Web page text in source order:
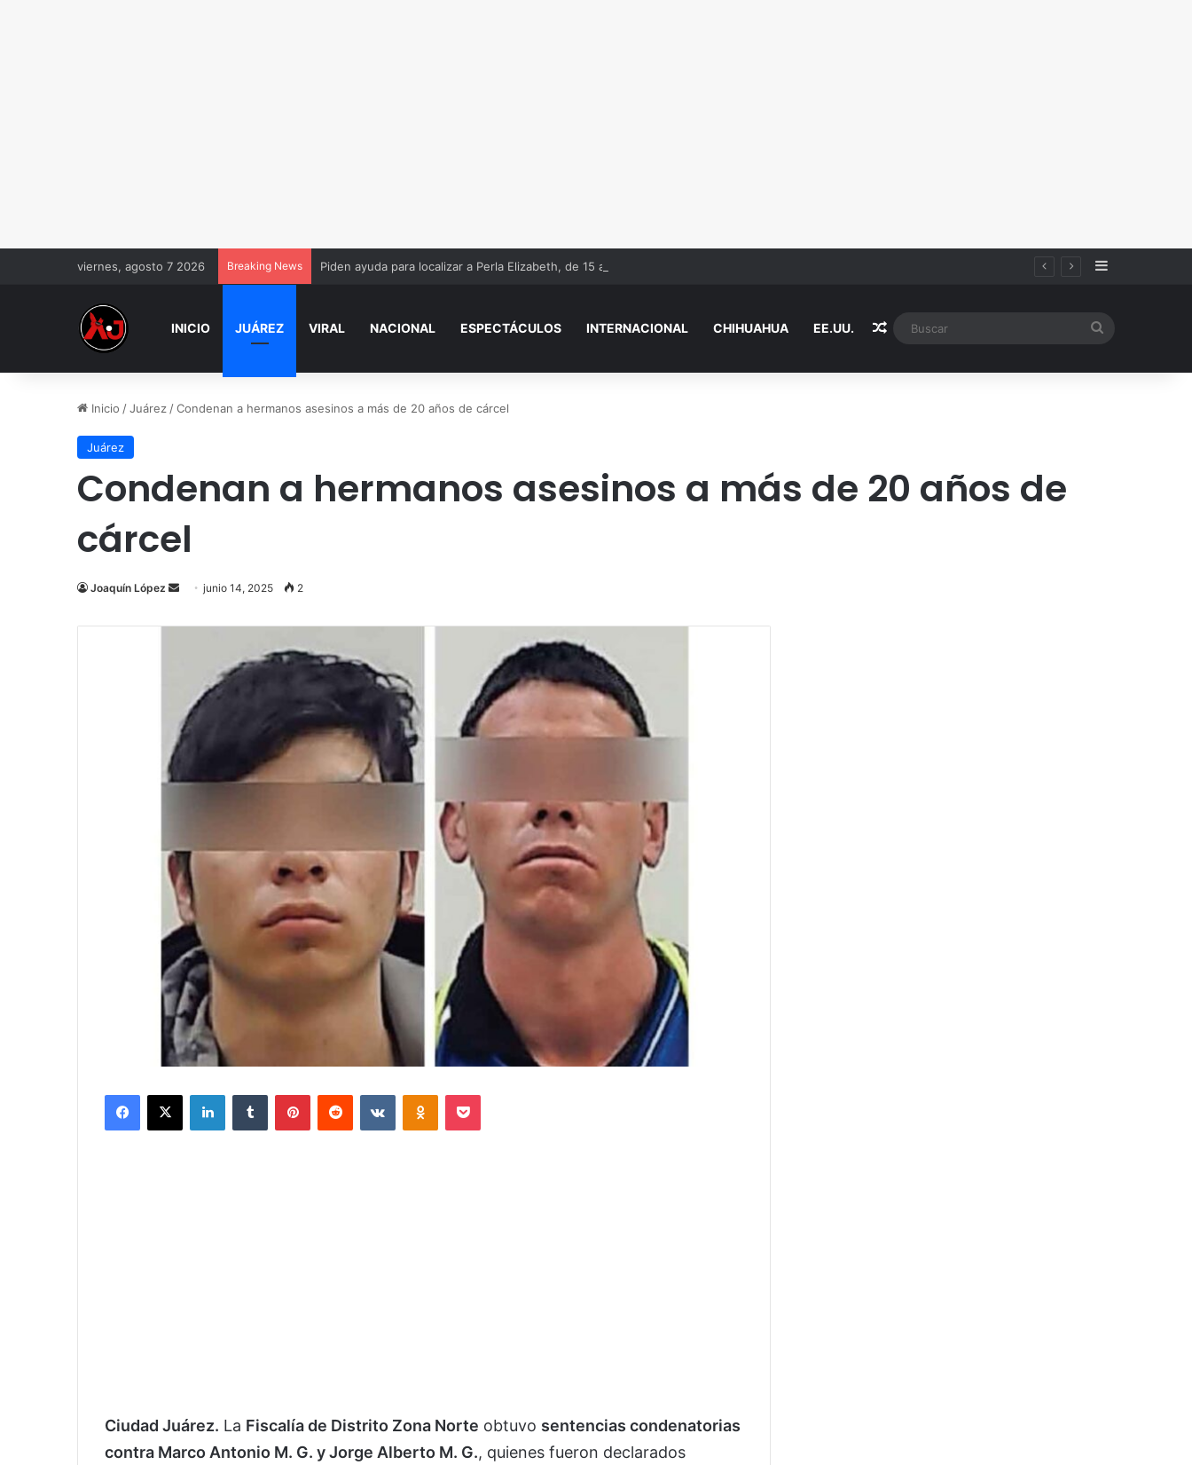
viernes, agosto 7 2026 Breaking News Piden ayuda para localizar a Perla Elizabeth, de 15 años Sidebar
INICIO JUÁREZ VIRAL NACIONAL ESPECTÁCULOS INTERNACIONAL CHIHUAHUA EE.UU. Random Article
Inicio /Juárez /Condenan a hermanos asesinos a más de 20 años de cárcel
Juárez
Condenan a hermanos asesinos a más de 20 años de
cárcel
Joaquín López
Send
email
junio 14, 2025 2
Facebook
X LinkedInTumblr PinterestReddit VKontakteOdnoklassniki
Pocket
Ciudad Juárez. La Fiscalía de Distrito Zona Norte obtuvo sentencias condenatorias
contra Marco Antonio M. G. y Jorge Alberto M. G., quienes fueron declarados